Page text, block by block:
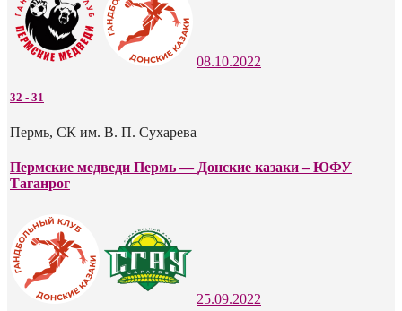
08.10.2022
32 - 31
Пермь, СК им. В. П. Сухарева
Пермские медведи Пермь — Донские казаки – ЮФУ
Таганрог
25.09.2022